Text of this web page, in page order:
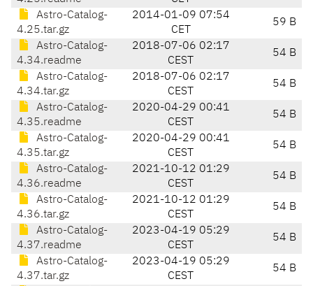
Astro-Catalog-
4.25.tar.gz
2014-01-09 07:54
CET
59 B
Astro-Catalog-
4.34.readme
2018-07-06 02:17
CEST
54 B
Astro-Catalog-
4.34.tar.gz
2018-07-06 02:17
CEST
54 B
Astro-Catalog-
4.35.readme
2020-04-29 00:41
CEST
54 B
Astro-Catalog-
4.35.tar.gz
2020-04-29 00:41
CEST
54 B
Astro-Catalog-
4.36.readme
2021-10-12 01:29
CEST
54 B
Astro-Catalog-
4.36.tar.gz
2021-10-12 01:29
CEST
54 B
Astro-Catalog-
4.37.readme
2023-04-19 05:29
CEST
54 B
Astro-Catalog-
4.37.tar.gz
2023-04-19 05:29
CEST
54 B